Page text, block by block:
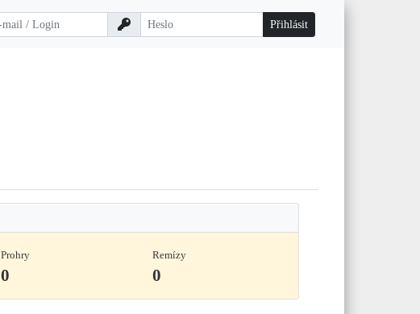
Prohry
0
Remízy
0